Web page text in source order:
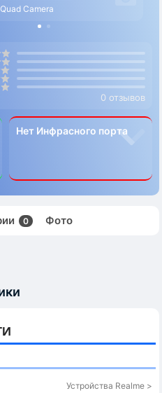
Camera
0 отзывов
Нет Инфрасного порта
0 Фото
Устройства Realme >